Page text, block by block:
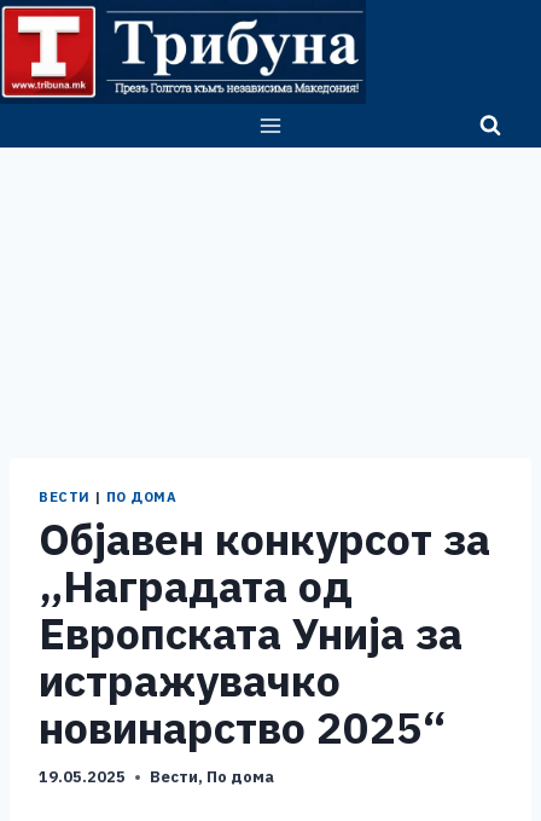
Skip
content
ВЕСТИ | ПО ДОМА
Објавен конкурсот за
„Наградата од
Европската Унија за
истражувачко
новинарство 2025“
19.05.2025 Вести, По дома